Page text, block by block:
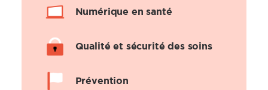
Numérique en santé
Qualité et sécurité des soins
Prévention